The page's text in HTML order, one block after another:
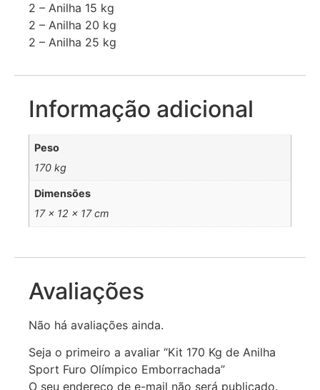
2 – Anilha 15 kg
2 – Anilha 20 kg
2 – Anilha 25 kg
Informação adicional
Peso
170 kg
Dimensões
17 × 12 × 17 cm
Avaliações
Não há avaliações ainda.
Seja o primeiro a avaliar “Kit 170 Kg de Anilha
Sport Furo Olímpico Emborrachada”
O seu endereço de e-mail não será publicado.